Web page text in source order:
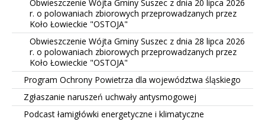
Obwieszczenie Wójta Gminy Suszec z dnia 20 lipca 2026
r. o polowaniach zbiorowych przeprowadzanych przez
Koło Łowieckie "OSTOJA"
Obwieszczenie Wójta Gminy Suszec z dnia 28 lipca 2026
r. o polowaniach zbiorowych przeprowadzanych przez
Koło Łowieckie "OSTOJA"
Program Ochrony Powietrza dla województwa śląskiego
Zgłaszanie naruszeń uchwały antysmogowej
Podcast łamigłówki energetyczne i klimatyczne